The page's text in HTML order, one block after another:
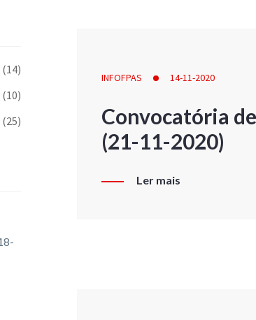
INFOFPAS 14-11-2020
Convocatória
(21-11-2020)
Ler mais
(14)
(10)
(25)